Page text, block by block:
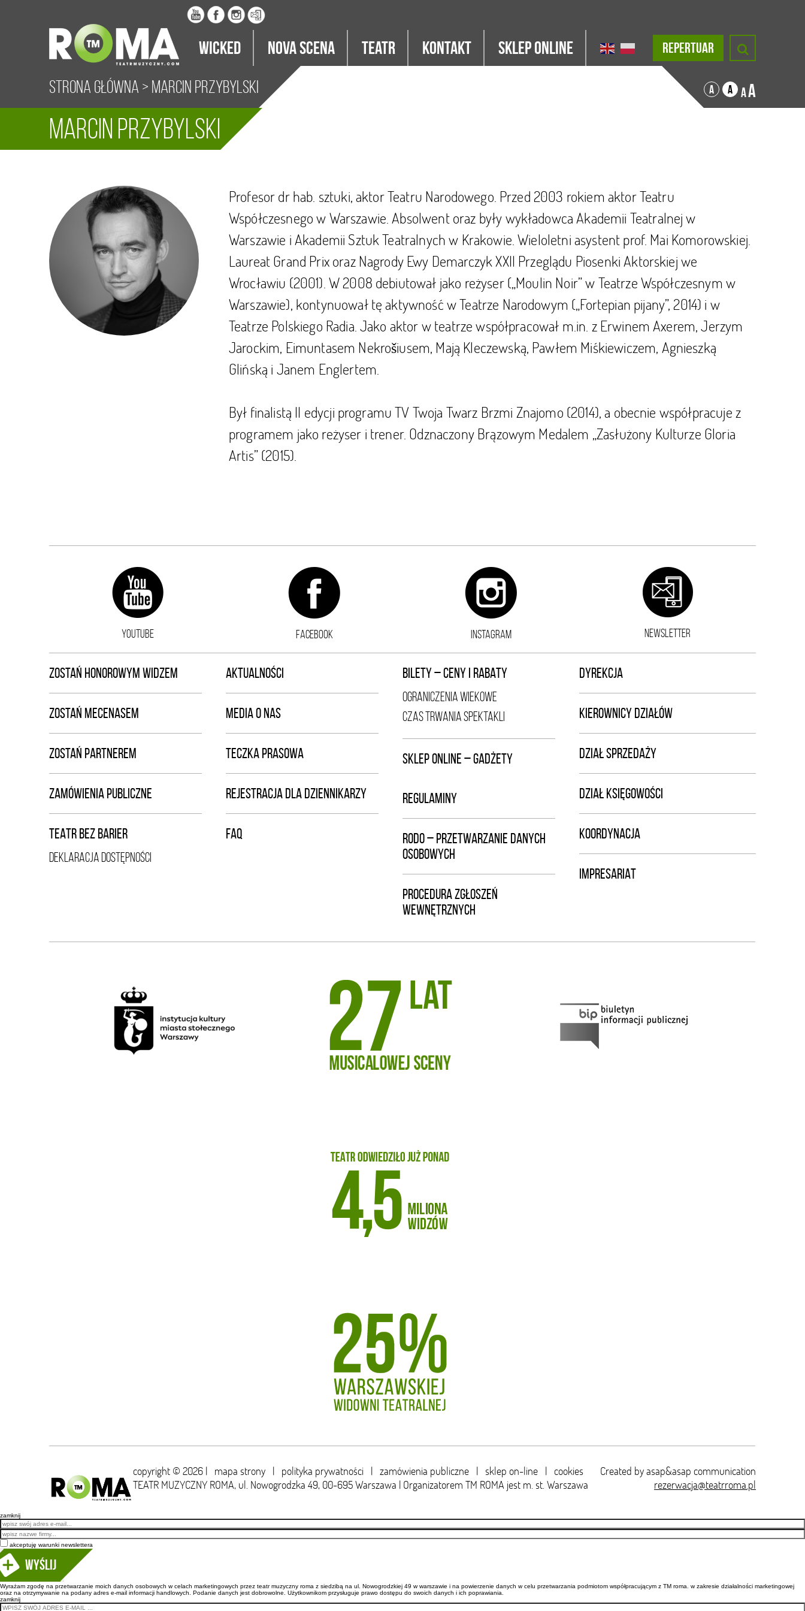
Wicked Nova Scena Teatr Kontakt Sklep Online REPERTUAR
Strona główna > Marcin Przybylski A A AA
Marcin Przybylski
Profesor dr hab. sztuki, aktor Teatru Narodowego. Przed 2003 rokiem aktor Teatru
Współczesnego w Warszawie. Absolwent oraz były wykładowca Akademii Teatralnej w
Warszawie i Akademii Sztuk Teatralnych w Krakowie. Wieloletni asystent prof. Mai Komorowskiej.
Laureat Grand Prix oraz Nagrody Ewy Demarczyk XXII Przeglądu Piosenki Aktorskiej we
Wrocławiu (2001). W 2008 debiutował jako reżyser („Moulin Noir” w Teatrze Współczesnym w
Warszawie), kontynuował tę aktywność w Teatrze Narodowym („Fortepian pijany”, 2014) i w
Teatrze Polskiego Radia. Jako aktor w teatrze współpracował m.in. z Erwinem Axerem, Jerzym
Jarockim, Eimuntasem Nekrošiusem, Mają Kleczewską, Pawłem Miśkiewiczem, Agnieszką
Glińską i Janem Englertem.
Był finalistą II edycji programu TV Twoja Twarz Brzmi Znajomo (2014), a obecnie współpracuje z
programem jako reżyser i trener. Odznaczony Brązowym Medalem „Zasłużony Kulturze Gloria
Artis” (2015).
YOUTUBE FACEBOOK INSTAGRAM NEWSLETTER
ZOSTAŃ HONOROWYM WIDZEM
ZOSTAŃ MECENASEM
ZOSTAŃ PARTNEREM
ZAMÓWIENIA PUBLICZNE
TEATR BEZ BARIER
DEKLARACJA DOSTĘPNOŚCI
AKTUALNOŚCI
MEDIA O NAS
TECZKA PRASOWA
REJESTRACJA DLA DZIENNIKARZY
FAQ
BILETY – CENY I RABATY
OGRANICZENIA WIEKOWE
CZAS TRWANIA SPEKTAKLI
SKLEP ONLINE – GADŻETY
REGULAMINY
RODO – PRZETWARZANIE DANYCH
OSOBOWYCH
PROCEDURA ZGŁOSZEŃ
WEWNĘTRZNYCH
DYREKCJA
KIEROWNICY DZIAŁÓW
DZIAŁ SPRZEDAŻY
DZIAŁ KSIĘGOWOŚCI
KOORDYNACJA
IMPRESARIAT
copyright © 2026 | mapa strony | polityka prywatności | zamówienia publiczne | sklep on-line | cookies
TEATR MUZYCZNY ROMA, ul. Nowogrodzka 49, 00-695 Warszawa | Organizatorem TM ROMA jest m. st. Warszawa
Created byasap&asap communication
rezerwacja@teatrroma.pl
zamknij
Email
akceptuję warunki newslettera
Wyślij
Wyrażam zgodę na przetwarzanie moich danych osobowych w celach marketingowych przez teatr muzyczny roma z siedzibą na ul. Nowogrodzkiej 49 w warszawie i na powierzenie danych w celu przetwarzania podmiotom współpracującym z TM roma. w zakresie działalności marketingowej
oraz na otrzymywanie na podany adres e-mail informacji handlowych. Podanie danych jest dobrowolne. Użytkownikom przysługuje prawo dostępu do swoich danych i ich poprawiania.
zamknij